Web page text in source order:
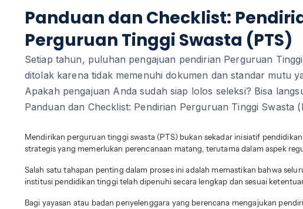
Panduan dan Checklist:
Perguruan Tinggi Swasta (PTS)
Setiap tahun, puluhan pengajuan pendirian Perguruan
ditolak karena tidak memenuhi dokumen dan standar mutu
Apakah pengajuan Anda sudah siap lolos seleksi? Bisa
Panduan dan Checklist: Pendirian Perguruan Tinggi Swasta
Mendirikan perguruan tinggi swasta (PTS) bukan sekadar inisiatif
strategis yang memerlukan perencanaan matang, terutama dalam aspek
Salah satu tahapan penting dalam proses ini adalah memastikan bahwa
institusi pendidikan tinggi telah dipenuhi secara lengkap dan sesuai
Bagi yayasan atau badan penyelenggara yang berencana mengajukan